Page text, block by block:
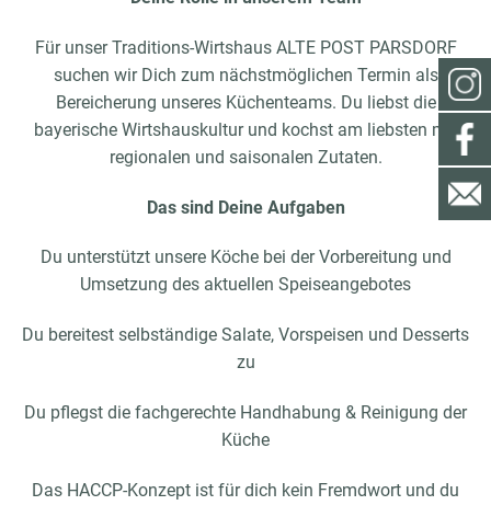
Für unser Traditions-Wirtshaus ALTE POST PARSDORF
suchen wir Dich zum nächstmöglichen Termin als
Bereicherung unseres Küchenteams. Du liebst die
bayerische Wirtshauskultur und kochst am liebsten mit
regionalen und saisonalen Zutaten.
Das sind Deine Aufgaben
Du unterstützt unsere Köche bei der Vorbereitung und
Umsetzung des aktuellen Speiseangebotes
Du bereitest selbständige Salate, Vorspeisen und Desserts
zu
Du pflegst die fachgerechte Handhabung & Reinigung der
Küche
Das HACCP-Konzept ist für dich kein Fremdwort und du